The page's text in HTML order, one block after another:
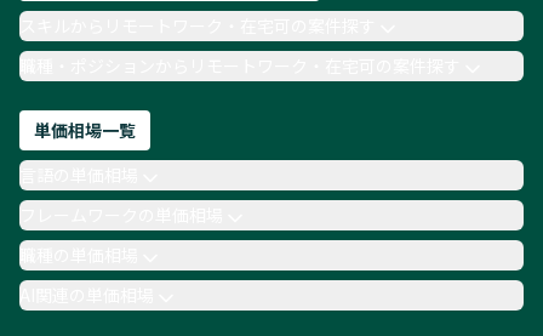
職種・ポジションからリモートワーク・在宅可の案件探す
単価相場一覧
職種の単価相場
AI関連の単価相場